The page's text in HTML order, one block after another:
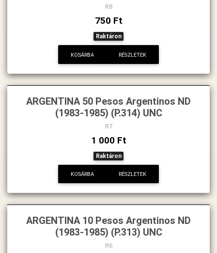
R8
750 Ft
Raktáron
KOSÁRBA RÉSZLETEK
ARGENTINA 50 Pesos Argentinos ND
(1983-1985) (P.314) UNC
R7
1 000 Ft
Raktáron
KOSÁRBA RÉSZLETEK
ARGENTINA 10 Pesos Argentinos ND
(1983-1985) (P.313) UNC
R6